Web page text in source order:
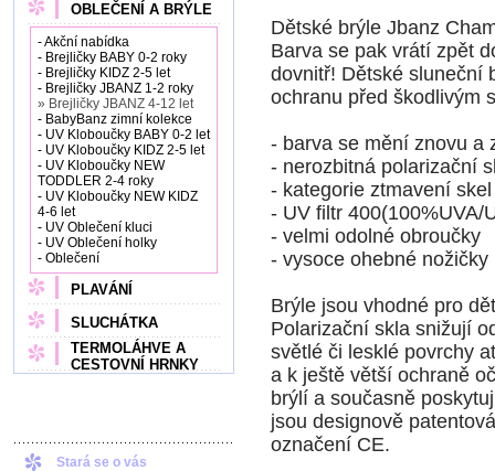
OBLEČENÍ A BRÝLE
- Akční nabídka
- Brejličky BABY 0-2 roky
- Brejličky KIDZ 2-5 let
- Brejličky JBANZ 1-2 roky
» Brejličky JBANZ 4-12 let
- BabyBanz zimní kolekce
- UV Kloboučky BABY 0-2 let
- UV Kloboučky KIDZ 2-5 let
- UV Kloboučky NEW
TODDLER 2-4 roky
- UV Kloboučky NEW KIDZ
4-6 let
- UV Oblečení kluci
- UV Oblečení holky
- Oblečení
PLAVÁNÍ
SLUCHÁTKA
TERMOLÁHVE A
CESTOVNÍ HRNKY
Stará se o vás
Dětské brýle Jbanz
Barva se pak vrátí zpět
dovnitř! Dětské sluneční
ochranu před škodlivým
- barva se mění znovu a
- nerozbitná polarizační
- kategorie ztmavení
- UV filtr 400(100%UVA/
- velmi odolné obroučky
- vysoce ohebné nožičky
Brýle jsou vhodné pro
Polarizační skla snižují
světlé či lesklé povrchy
a k ještě větší ochraně
brýlí a současně
jsou designově
označení CE.